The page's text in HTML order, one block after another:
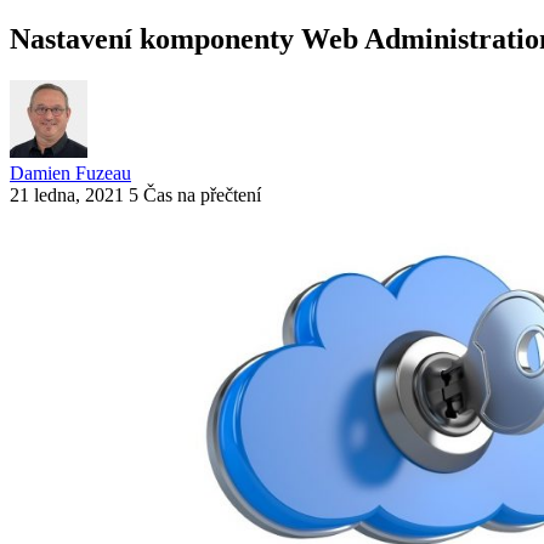
Nastavení komponenty Web
Damien Fuzeau
21 ledna, 2021 5 Čas na přečtení